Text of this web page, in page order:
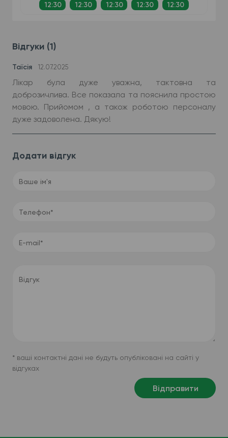
12:30 12:30 12:30 12:30 12:30
Відгуки (1)
Таїсія 12.07.2025
Лікар була дуже уважна, тактовна та
доброзичлива. Все показала та пояснила простою
мовою. Прийомом , а також роботою персоналу
дуже задоволена. Дякую!
Додати відгук
Ваше ім'я
Телефон*
E-mail*
Відгук
* ваші контактні дані не будуть опубліковані на сайті у
відгуках
Відправити